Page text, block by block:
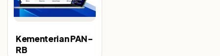
Kementerian PAN-
RB